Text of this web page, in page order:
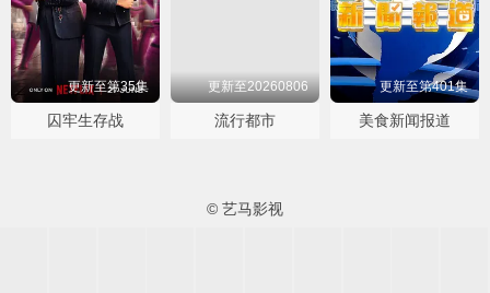
更新至第35集
囚牢生存战
更新至20260806
流行都市
更新至第401集
美食新闻报道
© 艺马影视